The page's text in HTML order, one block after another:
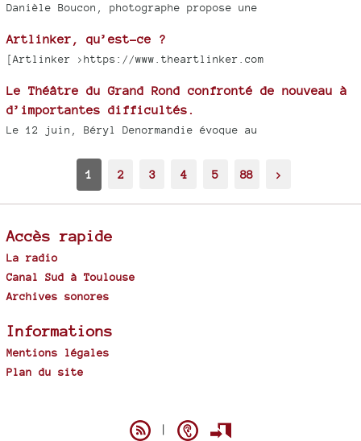
Danièle Boucon, photographe propose une
Artlinker, qu’est-ce ?
[Artlinker >https://www.theartlinker.com
Le Théâtre du Grand Rond confronté de nouveau à
d’importantes difficultés.
Le 12 juin, Béryl Denormandie évoque au
1 2 3 4 5 88 >
Accès rapide
La radio
Canal Sud à Toulouse
Archives sonores
Informations
Mentions légales
Plan du site
|